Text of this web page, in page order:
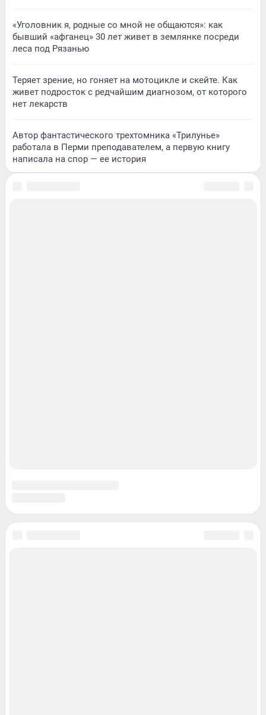
«Уголовник я, родные со мной не общаются»: как
бывший «афганец» 30 лет живет в землянке посреди
леса под Рязанью
Теряет зрение, но гоняет на мотоцикле и скейте. Как
живет подросток с редчайшим диагнозом, от которого
нет лекарств
Автор фантастического трехтомника «Трилунье»
работала в Перми преподавателем, а первую книгу
написала на спор — ее история